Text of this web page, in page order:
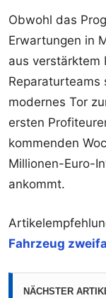
Obwohl das
Erwartungen in
aus verstärktem
Reparaturteams
modernes Tor
ersten
kommenden
Millionen-Euro-
ankommt.
Fahrzeug
NÄCHSTER